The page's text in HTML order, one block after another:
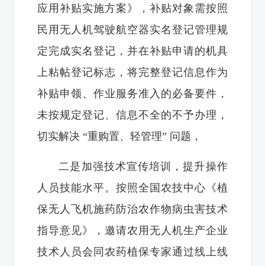
应用补贴实施方案》，补贴对象需按照
民用无人机驾驶航空器实名登记管理规
定完成实名登记，并在补贴申请的机具
上粘帖登记标志，将完整登记信息作为
补贴申领、作业服务准入的必备要件，
未按规定登记、信息不全的不予办理，
切实解决 “重购置、轻管理” 问题，
二是加强技术宣传培训，提升操作
人员技能水平。按照全国农技中心《植
保无人飞机施药防治农作物病虫害技术
指导意见》，邀请农用无人机生产企业
技术人员会同农药植保专家通过线上线